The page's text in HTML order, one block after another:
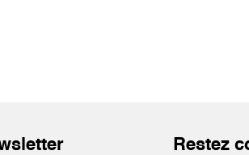
Restez